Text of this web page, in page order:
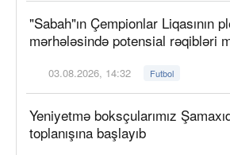
"Sabah"ın Çempionlar Liqasının
mərhələsində potensial rəqibləri
03.08.2026, 14:32 Futbol
Yeniyetmə boksçularımız
toplanışına başlayıb